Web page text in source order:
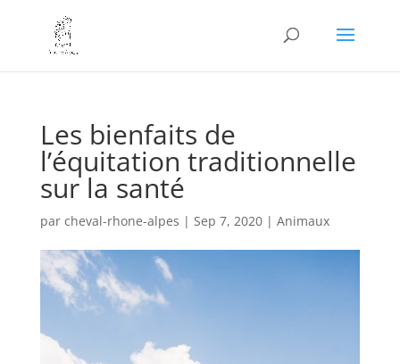
Les bienfaits de
l’équitation traditionnelle
sur la santé
par cheval-rhone-alpes | Sep 7, 2020| Animaux